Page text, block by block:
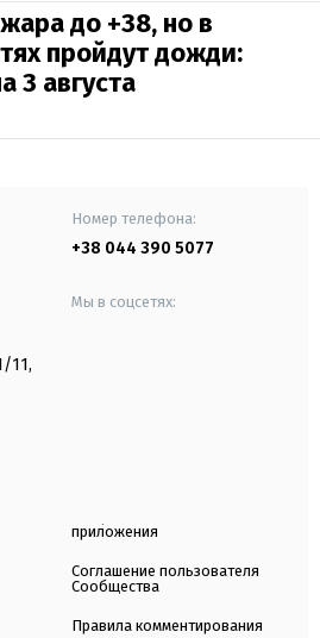
до +38, но в
пройдут дожди:
3 августа
Номер телефона:
+38 044 390 5077
11,
Мы в соцсетях:
приложения
Соглашение пользователя
Сообщества
Правила комментирования